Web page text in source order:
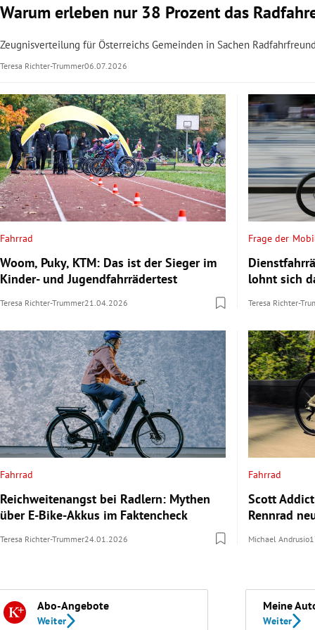
Warum erleben nur 38 Prozent das
Zeugnisverteilung für Österreichs Gemeinden in Sachen
Teresa Richter-Trummer06.07.2026
Fahrrad
Woom, Puky, KTM: Das ist der Sieger im
Kinder- und Jugendfahrrädertest
Teresa Richter-Trummer21.04.2026
Frage der
lohnt sich
Teresa Richter-
Fahrrad
Reichweitenangst bei Radlern: Mythen
über E-Bike-Akkus im Faktencheck
Teresa Richter-Trummer24.01.2026
Fahrrad
Scott
Rennrad
Michael Andrusio
Abo-Angebote
Weiter
Meine
Weiter